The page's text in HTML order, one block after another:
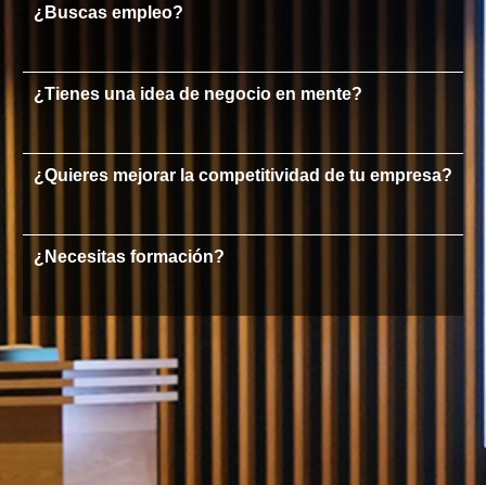
¿Buscas empleo?
¿Tienes una idea de negocio en mente?
¿Quieres mejorar la competitividad de tu empresa?
¿Necesitas formación?